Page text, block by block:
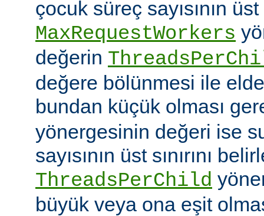
çocuk süreç sayısının üst
MaxRequestWorkers
değerin
değere bölünmesi ile
bundan küçük olması
yönergesinin değeri ise
sayısının üst sınırını
ThreadsPerChild
büyük veya ona eşit